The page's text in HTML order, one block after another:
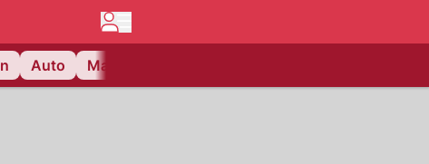
Auto Matchcenter